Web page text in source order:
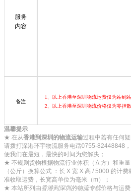
服务
内容
备注
1、以上香港至深圳物流运费仅为站到
2、以上香港至深圳物流价格仅为零担
温馨提示
★ 在从香港到深圳的物流运输过程中若有任何疑
请拨打深港环宇物流服务电话0755-82448848
便我们在最短，最快的时间为您解决；
★ 不规则货物根据物流行业体积（立方）和重量
（公斤）换算公式 ：长 X 宽 X 高 / 5000 的计费
准收取运费，长宽高单位为毫米（m）；
★ 本站所列由香港到深圳的物流专线价格与运